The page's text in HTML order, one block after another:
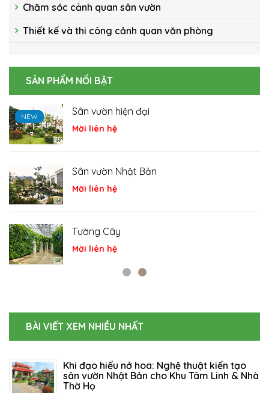
Chăm sóc cảnh quan sân vườn
Thiết kế và thi công cảnh quan văn phòng
SẢN PHẨM NỔI BẬT
NEW Sân vườn hiện đại
Mời liên hệ
NEW
Sân vườn Nhật Bản
Mời liên hệ
NEW
Tường Cây
Mời liên hệ
BÀI VIẾT XEM NHIỀU NHẤT
Khi đạo hiếu nở hoa: Nghệ thuật kiến tạo
sân vườn Nhật Bản cho Khu Tâm Linh & Nhà
Thờ Họ